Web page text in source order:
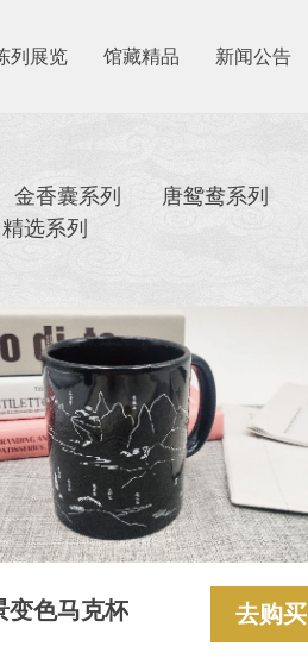
列展览 馆藏精品 新闻公告
金香囊系列 唐鸳鸯系列
精选系列
变色马克杯 去购买